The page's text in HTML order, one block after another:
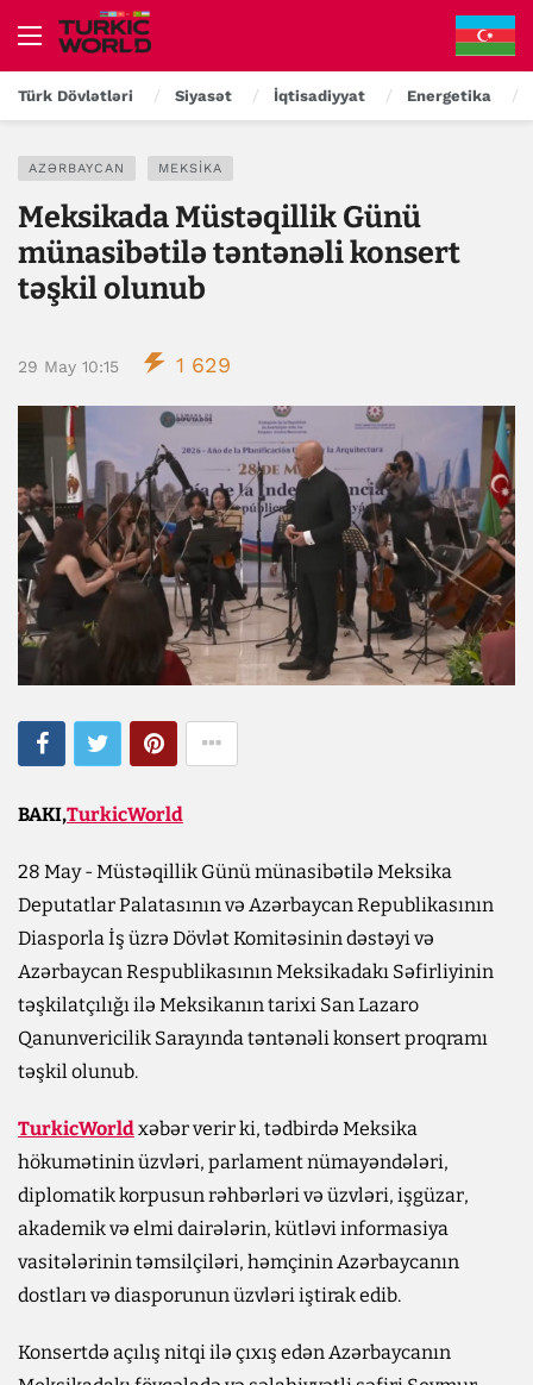
Türk Dövlətləri Siyasət İqtisadiyyat Energetika
AZƏRBAYCAN MEKSIKA
Meksikada Müstəqillik Günü
münasibətilə təntənəli konsert
təşkil olunub
29 May 10:15 1 629
BAKI,TurkicWorld
28 May - Müstəqillik Günü münasibətilə Meksika
Deputatlar Palatasının və Azərbaycan Republikasının
Diasporla İş üzrə Dövlət Komitəsinin dəstəyi və
Azərbaycan Respublikasının Meksikadakı Səfirliyinin
təşkilatçılığı ilə Meksikanın tarixi San Lazaro
Qanunvericilik Sarayında təntənəli konsert proqramı
təşkil olunub.
TurkicWorldxəbər verir ki, tədbirdə Meksika
hökumətinin üzvləri, parlament nümayəndələri,
diplomatik korpusun rəhbərləri və üzvləri, işgüzar,
akademik və elmi dairələrin, kütləvi informasiya
vasitələrinin təmsilçiləri, həmçinin Azərbaycanın
dostları və diasporunun üzvləri iştirak edib.
Konsertdə açılış nitqi ilə çıxış edən Azərbaycanın